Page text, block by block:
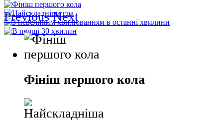
Previous Next
Фініш першого кола